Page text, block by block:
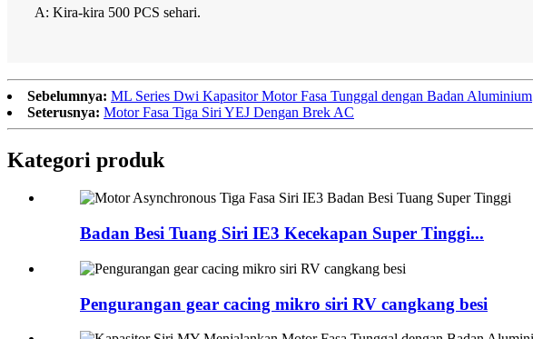
A: Kira-kira 500 PCS sehari.
Sebelumnya: ML Series Dwi Kapasitor Motor Fasa Tunggal dengan Badan Aluminium
Seterusnya: Motor Fasa Tiga Siri YEJ Dengan Brek AC
Kategori produk
Badan Besi Tuang Siri IE3 Kecekapan Super Tinggi...
Pengurangan gear cacing mikro siri RV cangkang besi